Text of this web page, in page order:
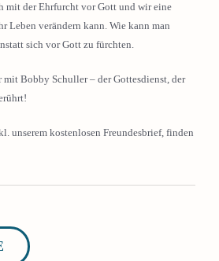
mit der Ehrfurcht vor Gott und wir eine
Leben verändern kann. Wie kann man
sich vor Gott zu fürchten.
mit Bobby Schuller – der Gottesdienst, der
unserem kostenlosen Freundesbrief, finden